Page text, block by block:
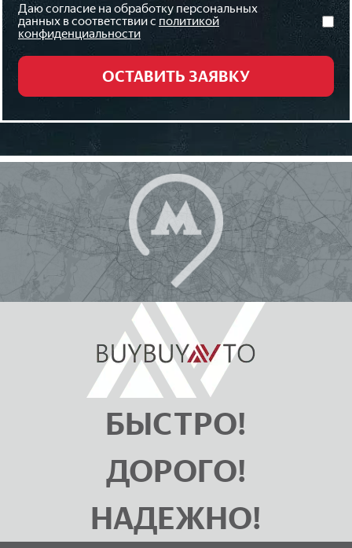
Даю согласие на обработку персональных
данных в соответствии с политикой
конфиденциальности
БЫСТРО!
ДОРОГО!
НАДЕЖНО!